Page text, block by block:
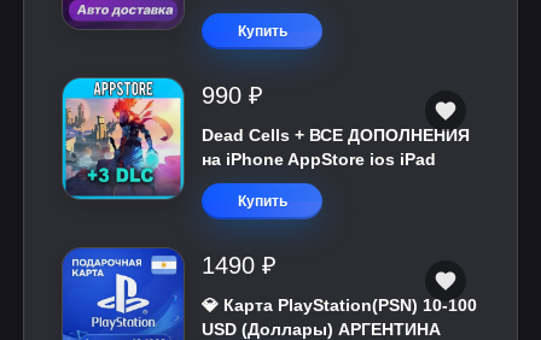
Купить
990 ₽
Dead Cells + ВСЕ ДОПОЛНЕНИЯ
на iPhone AppStore ios iPad
Купить
1490 ₽
💎 Карта PlayStation(PSN) 10-100
USD (Доллары) АРГЕНТИНА